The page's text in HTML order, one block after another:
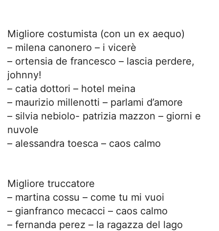
Migliore costumista (con un ex aequo)
– milena canonero – i vicerè
– ortensia de francesco – lascia perdere,
johnny!
– catia dottori – hotel meina
– maurizio millenotti – parlami d’amore
– silvia nebiolo- patrizia mazzon – giorni e
nuvole
– alessandra toesca – caos calmo
Migliore truccatore
– martina cossu – come tu mi vuoi
– gianfranco mecacci – caos calmo
– fernanda perez – la ragazza del lago